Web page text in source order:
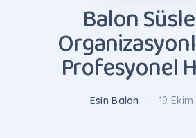
Balon
Profesyonel
Esin Balon · 19